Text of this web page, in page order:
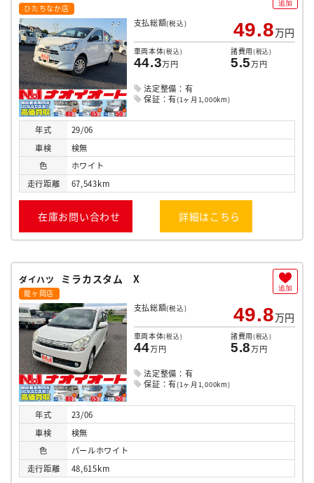
ひたちなか店
支払総額(税込) 49.8万円
車両本体(税込)
44.3万円
諸費用(税込)
5.5万円
法定整備：有
保証：有(1ヶ月1,000km)
年式
29/06
車検
検無
色
ホワイト
走行距離 67,543km
在庫お問い合わせ 詳細はこちら
追加
ダイハツ ミラカスタム X
龍ヶ岡店
支払総額(税込) 49.8万円
車両本体(税込)
44万円
諸費用(税込)
5.8万円
法定整備：有
保証：有(1ヶ月1,000km)
年式
23/06
車検
検無
色
パールホワイト
走行距離 48,615km
追加